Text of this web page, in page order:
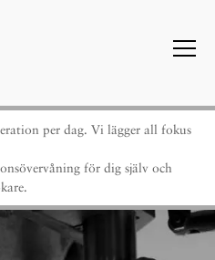
per dag. Vi lägger all fokus
för dig själv och